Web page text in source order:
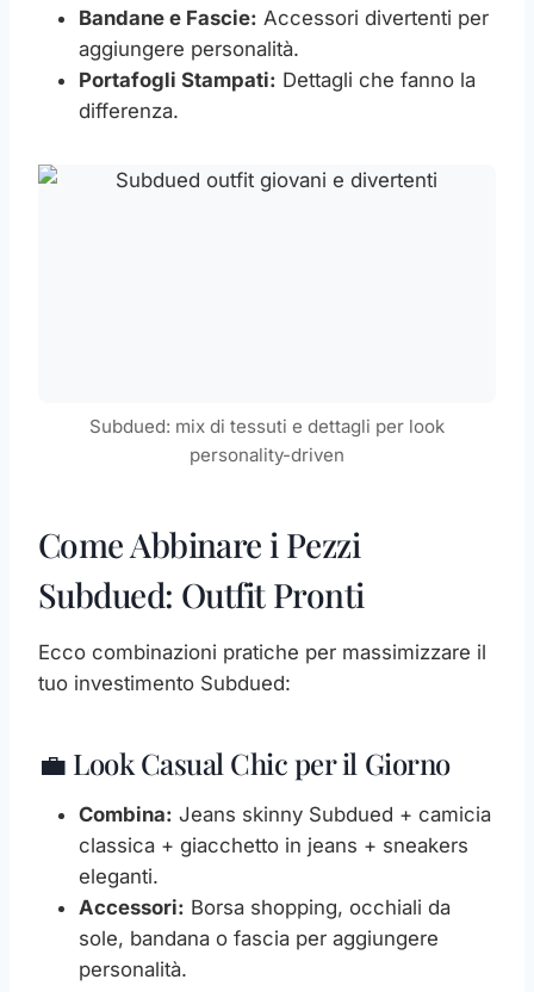
Bandane e Fascie: Accessori divertenti per
aggiungere personalità.
Portafogli Stampati: Dettagli che fanno la
differenza.
Subdued: mix di tessuti e dettagli per look
personality-driven
Come Abbinare i Pezzi
Subdued: Outfit Pronti
Ecco combinazioni pratiche per massimizzare il
tuo investimento Subdued:
💼 Look Casual Chic per il Giorno
Combina: Jeans skinny Subdued + camicia
classica + giacchetto in jeans + sneakers
eleganti.
Accessori: Borsa shopping, occhiali da
sole, bandana o fascia per aggiungere
personalità.